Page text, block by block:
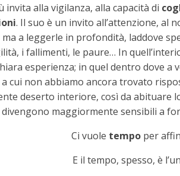
invita alla vigilanza, alla capacità di
. Il suo è un invito all’attenzione, al
ma a leggerle in profondità, laddove
i fallimenti, le paure… In
esperienza; in quel dentro dove
cui non abbiamo ancora trovato
deserto interiore, così da
maggiormente sensibili a
Ci vuole tempoper
E il tempo, spesso, è